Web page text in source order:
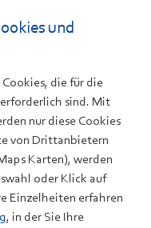
Ionen Batterien
Power,
und Produktion
Jülich.
für LLZ
Forschungszentrum
und
die für die
sind. Mit
nur diese Cookies
von Drittanbietern
Karten), werden
oder Klick auf
Einzelheiten erfahren
, in der Sie Ihre